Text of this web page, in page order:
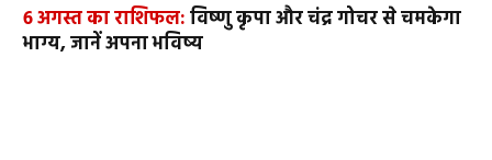
6 अगस्त का राशिफल:विष्णु कृपा और चंद्र गोचर से चमकेगा
भाग्य, जानें अपना भविष्य